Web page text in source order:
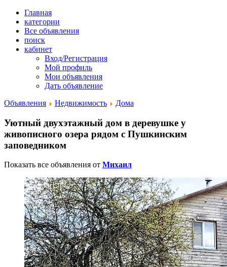
Главная
категории
Все объявления
поиск
кабинет
Вход/Регистрация
Мой профиль
Мои объявления
Дать объявление
Объявления
Недвижимость Дома
Уютный двухэтажный дом в деревушке у
живописного озера рядом с Пушкинским
заповедником
Показать все объявления от Михаил